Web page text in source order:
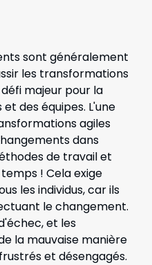
sont généralement
les transformations
majeur pour la
des équipes. L'une
agiles
dans
de travail et
! Cela exige
les individus, car ils
le changement.
et les
la mauvaise manière
et désengagés.